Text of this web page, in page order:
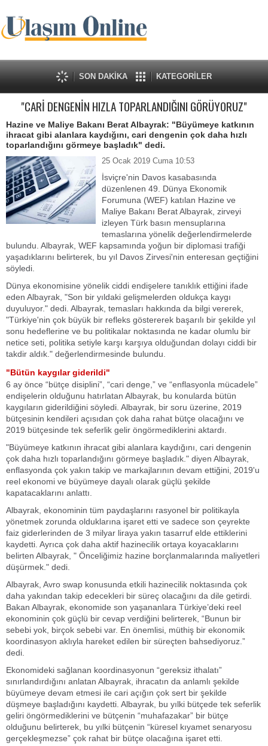
SON DAKİKA KATEGORİLER
"CARİ DENGENİN HIZLA TOPARLANDIĞINI GÖRÜYORUZ"
Hazine ve Maliye Bakanı Berat Albayrak: "Büyümeye katkının
ihracat gibi alanlara kaydığını, cari dengenin çok daha hızlı
toparlandığını görmeye başladık" dedi.
25 Ocak 2019 Cuma 10:53
İsviçre'nin Davos kasabasında
düzenlenen 49. Dünya Ekonomik
Forumuna (WEF) katılan Hazine ve
Maliye Bakanı Berat Albayrak, zirveyi
izleyen Türk basın mensuplarına
temaslarına yönelik değerlendirmelerde
bulundu. Albayrak, WEF kapsamında yoğun bir diplomasi trafiği
yaşadıklarını belirterek, bu yıl Davos Zirvesi'nin enteresan geçtiğini
söyledi.
Dünya ekonomisine yönelik ciddi endişelere tanıklık ettiğini ifade
eden Albayrak, "Son bir yıldaki gelişmelerden oldukça kaygı
duyuluyor." dedi. Albayrak, temasları hakkında da bilgi vererek,
"Türkiye'nin çok büyük bir refleks göstererek başarılı bir şekilde yıl
sonu hedeflerine ve bu politikalar noktasında ne kadar olumlu bir
netice seti, politika setiyle karşı karşıya olduğundan dolayı ciddi bir
takdir aldık." değerlendirmesinde bulundu.
"Bütün kaygılar giderildi"
6 ay önce “bütçe disiplini”, “cari denge,” ve “enflasyonla mücadele”
endişelerin olduğunu hatırlatan Albayrak, bu konularda bütün
kaygıların giderildiğini söyledi. Albayrak, bir soru üzerine, 2019
bütçesinin kendileri açısıdan çok daha rahat bütçe olacağını ve
2019 bütçesinde tek seferlik gelir öngörmediklerini aktardı.
"Büyümeye katkının ihracat gibi alanlara kaydığını, cari dengenin
çok daha hızlı toparlandığını görmeye başladık." diyen Albayrak,
enflasyonda çok yakın takip ve markajlarının devam ettiğini, 2019'u
reel ekonomi ve büyümeye dayalı olarak güçlü şekilde
kapatacaklarını anlattı.
Albayrak, ekonominin tüm paydaşlarını rasyonel bir politikayla
yönetmek zorunda olduklarına işaret etti ve sadece son çeyrekte
faiz giderlerinden de 3 milyar liraya yakın tasarruf elde ettiklerini
kaydetti. Ayrıca çok daha aktif hazinecilik ortaya koyacaklarını
belirten Albayrak, " Önceliğimiz hazine borçlanmalarında maliyetleri
düşürmek." dedi.
Albayrak, Avro swap konusunda etkili hazinecilik noktasında çok
daha yakından takip edecekleri bir süreç olacağını da dile getirdi.
Bakan Albayrak, ekonomide son yaşananlara Türkiye’deki reel
ekonominin çok güçlü bir cevap verdiğini belirterek, “Bunun bir
sebebi yok, birçok sebebi var. En önemlisi, müthiş bir ekonomik
koordinasyon aklıyla hareket edilen bir süreçten bahsediyoruz.”
dedi.
Ekonomideki sağlanan koordinasyonun “gereksiz ithalatı”
sınırlandırdığını anlatan Albayrak, ihracatın da anlamlı şekilde
büyümeye devam etmesi ile cari açığın çok sert bir şekilde
düşmeye başladığını kaydetti. Albayrak, bu yılki bütçede tek seferlik
geliri öngörmediklerini ve bütçenin “muhafazakar” bir bütçe
olduğunu belirterek, bu yılki bütçenin “küresel kıyamet senaryosu
gerçekleşmezse” çok rahat bir bütçe olacağına işaret etti.